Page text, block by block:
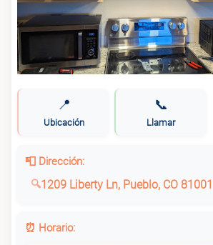
📍
Ubicación
📞
Llamar
📮 Dirección:
1209 Liberty Ln, Pueblo, CO 81001
⏰ Horario: